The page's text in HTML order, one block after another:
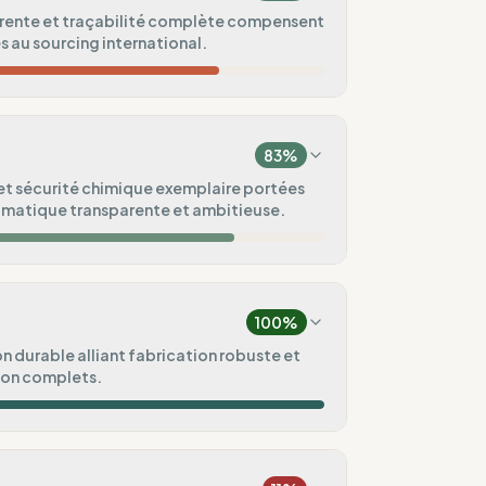
et traçabilité complète compensent
au sourcing international.
100
83%
sécurité chimique exemplaire portées
transparente et ambitieuse.
100
100%
durable alliant fabrication robuste et
complets.
commande)